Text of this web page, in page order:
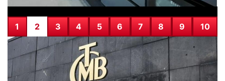
1 2 3 4 5 6 7 8 9 10